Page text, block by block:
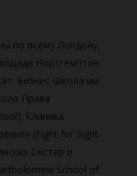
по всему Лондону,
Нортгемптон.
Бизнес Школа им.
Права
Клиника
(Fight for Sight
Сестер и
School of